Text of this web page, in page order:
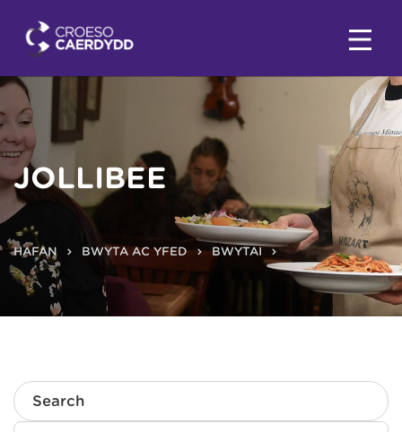
JOLLIBEE
HAFAN BWYTA AC YFED BWYTAI
Search